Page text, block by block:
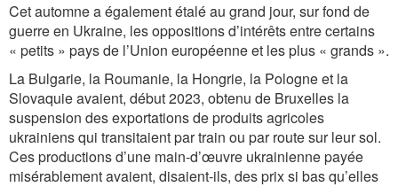
Cet automne a également étalé au grand jour, sur fond de
guerre en Ukraine, les oppositions d’intérêts entre certains
« petits » pays de l’Union européenne et les plus « grands ».
La Bulgarie, la Roumanie, la Hongrie, la Pologne et la
Slovaquie avaient, début 2023, obtenu de Bruxelles la
suspension des exportations de produits agricoles
ukrainiens qui transitaient par train ou par route sur leur sol.
Ces productions d’une main-d’œuvre ukrainienne payée
misérablement avaient, disaient-ils, des prix si bas qu’elles